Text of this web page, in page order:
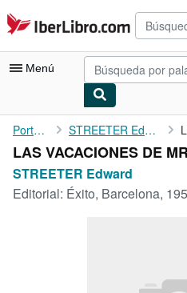
Pasar al contenido principal
IberLibro.com
Menú
Mi cuenta
Consultar mis pedidos
Búsqueda avanzada
Portada STREETER Edward
LAS VACACIONES DE
STREETER Edward
Editorial: Éxito, Barcelona,